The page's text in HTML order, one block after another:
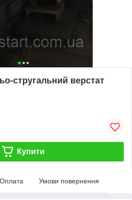
стругальний верстат
Купити
Оплата Умови повернення